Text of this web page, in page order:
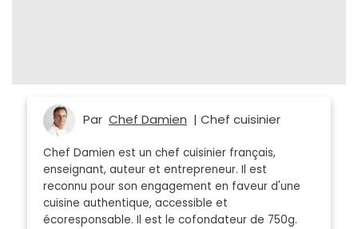
Par Chef Damien | Chef cuisinier
Chef Damien est un chef cuisinier français,
enseignant, auteur et entrepreneur. Il est
reconnu pour son engagement en faveur d'une
cuisine authentique, accessible et
écoresponsable. Il est le cofondateur de 750g.